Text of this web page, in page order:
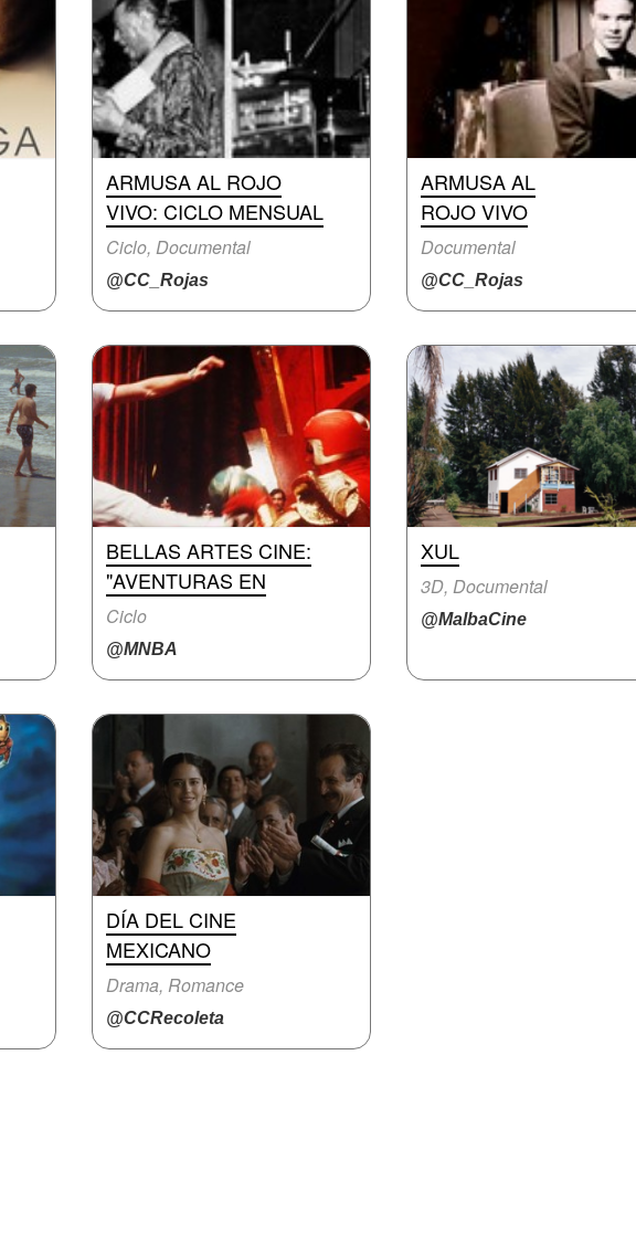
ARMUSA AL ROJO
VIVO: CICLO MENSUAL
Ciclo, Documental
@CC_Rojas
ARMUSA AL
ROJO VIVO
Documental
@CC_Rojas
BELLAS ARTES CINE:
"AVENTURAS EN
Ciclo
@MNBA
XUL
3D, Documental
@MalbaCine
DÍA DEL CINE
MEXICANO
Drama, Romance
@CCRecoleta